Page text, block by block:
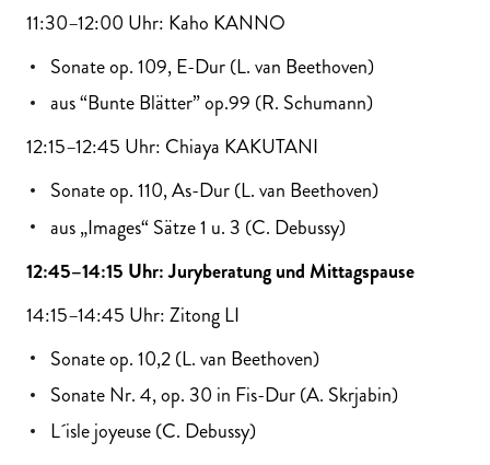
11:30–12:00 Uhr: Kaho KANNO
Sonate op. 109, E-Dur (L. van Beethoven)
aus “Bunte Blätter” op.99 (R. Schumann)
12:15–12:45 Uhr: Chiaya KAKUTANI
Sonate op. 110, As-Dur (L. van Beethoven)
aus „Images“ Sätze 1 u. 3 (C. Debussy)
12:45–14:15 Uhr: Juryberatung und Mittagspause
14:15–14:45 Uhr: Zitong LI
Sonate op. 10,2 (L. van Beethoven)
Sonate Nr. 4, op. 30 in Fis-Dur (A. Skrjabin)
L´isle joyeuse (C. Debussy)